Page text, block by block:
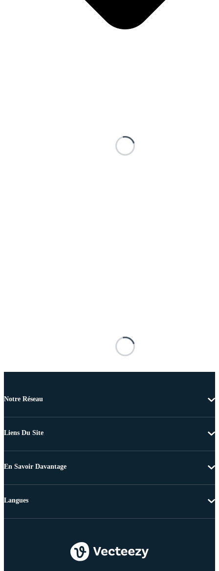
Notre Réseau
Liens Du Site
En Savoir Davantage
Langues